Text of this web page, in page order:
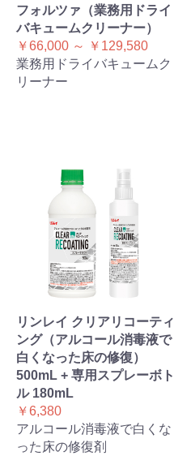
フォルツァ（業務用ドライ
バキュームクリーナー）
￥66,000 ～ ￥129,580
業務用ドライバキュームク
リーナー
リンレイ クリアリコーティ
ング（アルコール消毒液で
白くなった床の修復）
500mL + 専用スプレーボト
ル 180mL
￥6,380
アルコール消毒液で白くな
った床の修復剤